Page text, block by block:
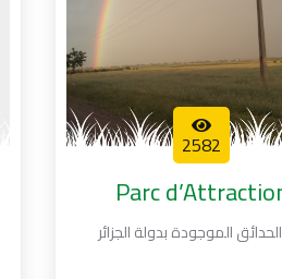
2582
Parc
الموجودة بدولة الجزائر